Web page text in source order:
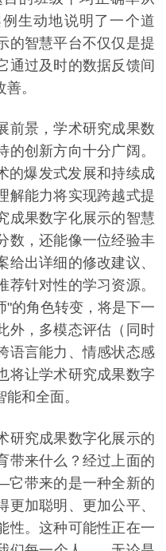
生动地说明了一个道
的智慧平台不仅仅是提
通过及时的数据反馈间
。
景，学术研究成果数
创新方向十分广阔。
的爆发式发展和持续成
解能力将实现跨越式提
成果数字化展示的智慧
数，还能像一位经验丰
出详细的修改建议、
针对性的学习资源。
"的角色转变，将是下一
外，多模态评估（同时
语言能力、情感状态感
将让学术研究成果数字
和全面。
究成果数字化展示的
带来什么？经过上面的
带来的是一种全新的
加聪明、更加公平、
性。这种可能性正在一